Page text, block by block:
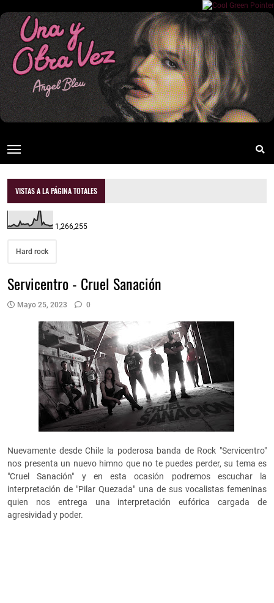
VISTAS A LA PÁGINA TOTALES
1,266,255
Hard rock
Servicentro - Cruel Sanación
Mayo 25, 2023 0
Nuevamente desde Chile la poderosa banda de Rock "Servicentro"
nos presenta un nuevo himno que no te puedes perder, su tema es
"Cruel Sanación" y en esta ocasión podremos escuchar la
interpretación de "Pilar Quezada" una de sus vocalistas femeninas
quien nos entrega una interpretación eufórica cargada de
agresividad y poder.